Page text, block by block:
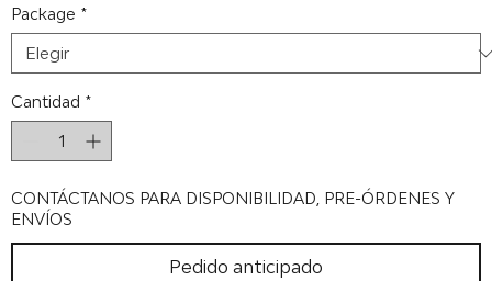
Package *
Cantidad *
CONTÁCTANOS PARA DISPONIBILIDAD, PRE-ÓRDENES Y
ENVÍOS
Pedido anticipado